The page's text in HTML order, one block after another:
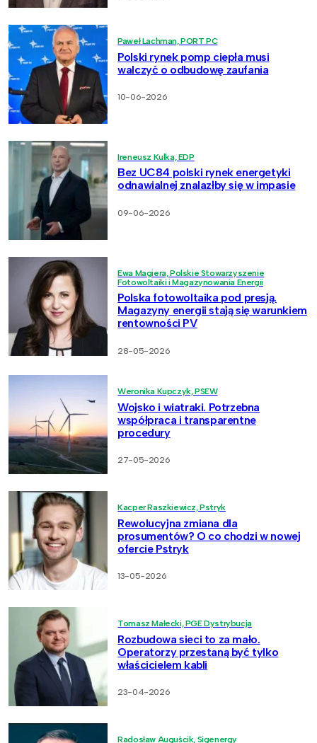
Paweł Lachman, PORT PC
Polski rynek pomp ciepła musi
walczyć o odbudowę zaufania
10-06-2026
Ireneusz Kulka, EDP
Bez UC84 polski rynek energetyki
odnawialnej znalazłby się w impasie
09-06-2026
Ewa Magiera, Polskie Stowarzyszenie
Fotowoltaiki i Magazynowania Energii
Polska fotowoltaika pod presją.
Magazyny energii stają się warunkiem
rentowności PV
28-05-2026
Weronika Kupczyk, PSEW
Wojsko i wiatraki. Potrzebna
współpraca i transparentne
procedury
27-05-2026
Kacper Raszkiewicz, Pstryk
Rewolucyjna zmiana dla
prosumentów? O co chodzi w nowej
ofercie Pstryk
13-05-2026
Tomasz Małecki, PGE Dystrybucja
Rozbudowa sieci to za mało.
Operatorzy przestaną być tylko
właścicielem kabli
23-04-2026
Radosław Auguścik, Sigenergy